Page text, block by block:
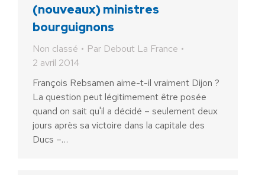
(nouveaux) ministres
bourguignons
Non classé Par Debout La France
2 avril 2014
François Rebsamen aime-t-il vraiment Dijon ?
La question peut légitimement être posée
quand on sait qu'il a décidé – seulement deux
jours après sa victoire dans la capitale des
Ducs –…